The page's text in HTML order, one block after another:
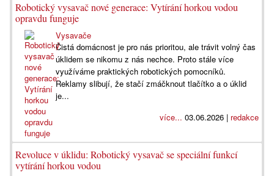
Robotický vysavač nové generace: Vytírání horkou vodou
opravdu funguje
Vysavače
Čistá domácnost je pro nás prioritou, ale trávit volný čas
úklidem se nikomu z nás nechce. Proto stále více
využíváme praktických robotických pomocníků.
Reklamy slibují, že stačí zmáčknout tlačítko a o úklid
je...
více... 03.06.2026 | redakce
Revoluce v úklidu: Robotický vysavač se speciální funkcí
vytírání horkou vodou